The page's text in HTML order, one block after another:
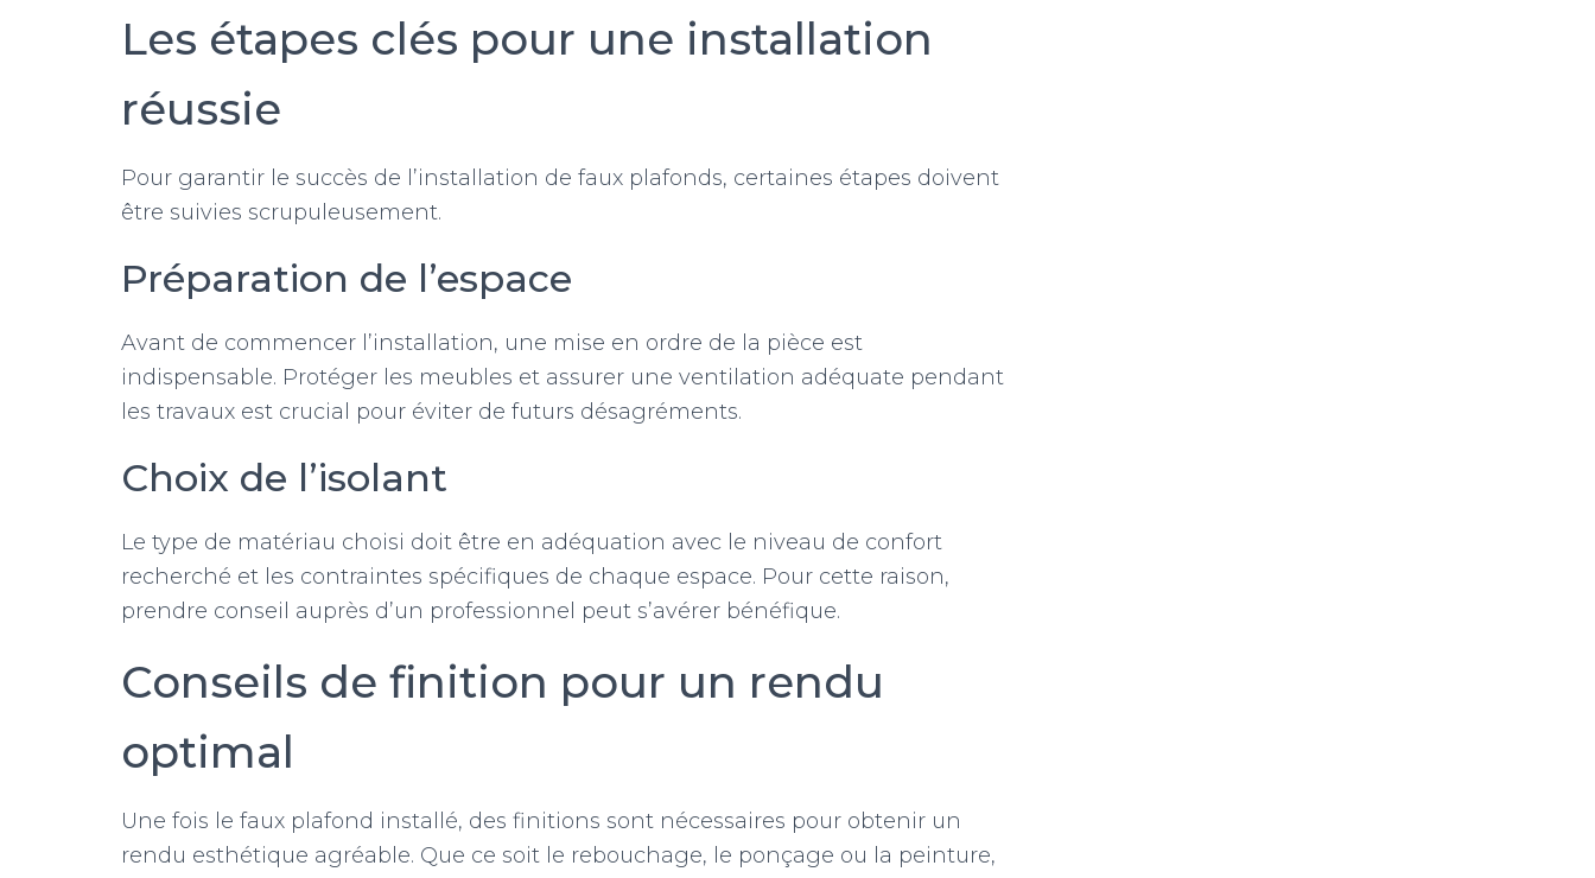
Les étapes clés pour une installation
réussie
Pour garantir le succès de l’installation de faux plafonds, certaines étapes doivent
être suivies scrupuleusement.
Préparation de l’espace
Avant de commencer l’installation, une mise en ordre de la pièce est
indispensable. Protéger les meubles et assurer une ventilation adéquate pendant
les travaux est crucial pour éviter de futurs désagréments.
Choix de l’isolant
Le type de matériau choisi doit être en adéquation avec le niveau de confort
recherché et les contraintes spécifiques de chaque espace. Pour cette raison,
prendre conseil auprès d’un professionnel peut s’avérer bénéfique.
Conseils de finition pour un rendu
optimal
Une fois le faux plafond installé, des finitions sont nécessaires pour obtenir un
rendu esthétique agréable. Que ce soit le rebouchage, le ponçage ou la peinture,